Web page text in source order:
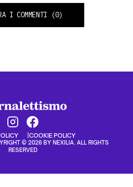
I COMMENTI (0)
COOKIE POLICY
© 2026 BY NEXILIA. ALL RIGHTS
RESERVED